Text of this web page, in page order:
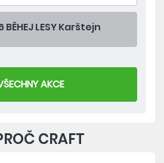
BĚHEJ LESY Karštejn
AKCE
CRAFT